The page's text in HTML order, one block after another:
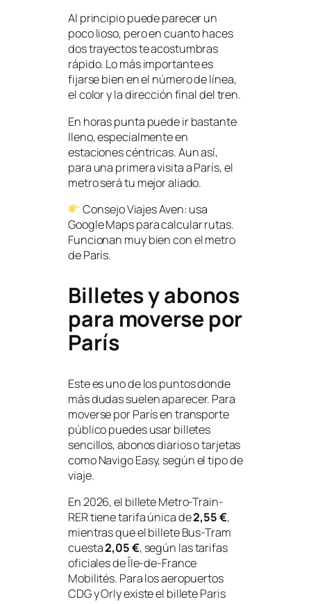
Al principio puede parecer un
poco lioso, pero en cuanto haces
dos trayectos te acostumbras
rápido. Lo más importante es
fijarse bien en el número de línea,
el color y la dirección final del tren.
En horas punta puede ir bastante
lleno, especialmente en
estaciones céntricas. Aun así,
para una primera visita a París, el
metro será tu mejor aliado.
Consejo Viajes Aven: usa
Google Maps para calcular rutas.
Funcionan muy bien con el metro
de París.
Billetes y abonos
para moverse por
París
Este es uno de los puntos donde
más dudas suelen aparecer. Para
moverse por París en transporte
público puedes usar billetes
sencillos, abonos diarios o tarjetas
como Navigo Easy, según el tipo de
viaje.
En 2026, el billete Metro-Train-
RER tiene tarifa única de2,55 €,
mientras que el billete Bus-Tram
cuesta2,05 €, según las tarifas
oficiales de Île-de-France
Mobilités. Para los aeropuertos
CDG y Orly existe el billete Paris